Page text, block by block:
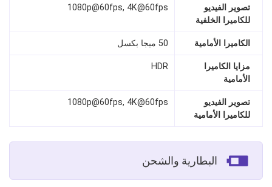
تصوير الفيديو
للكاميرا الخلفية
1080p@60fps, 4K@60fps
الكاميرا الأمامية 50 ميجا بكسل
مزايا الكاميرا
الأمامية
HDR
تصوير الفيديو
للكاميرا الأمامية
1080p@60fps, 4K@60fps
البطارية والشحن